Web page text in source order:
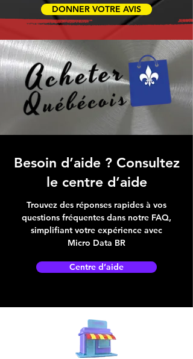
DONNER VOTRE AVIS
Besoin d’aide ? Consultez
le centre d’aide
Trouvez des réponses rapides à vos
questions fréquentes dans notre FAQ,
simplifiant votre expérience avec
Micro Data BR
Centre d’aide